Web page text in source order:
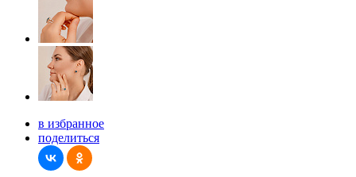
в избранное
поделиться